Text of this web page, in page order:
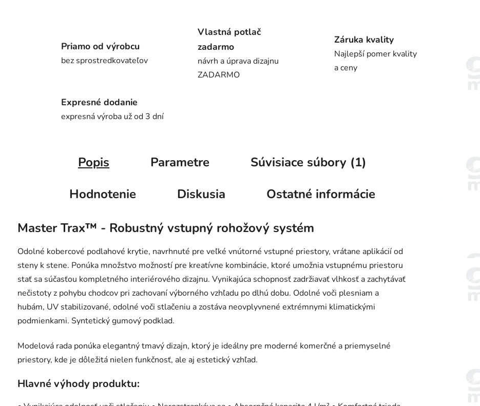
Priamo od výrobcu
bez sprostredkovateľov
Vlastná potlač
zadarmo
návrh a úprava dizajnu
ZADARMO
Záruka kvality
Najlepší pomer kvality
a ceny
Expresné dodanie
expresná výroba už od 3 dní
Popis Parametre
Súvisiace súbory (1)
Hodnotenie
Diskusia Ostatné informácie
Master Trax™ - Robustný vstupný rohožový systém
Odolné kobercové podlahové krytie, navrhnuté pre veľké vnútorné vstupné priestory, vrátane aplikácií od
steny k stene. Ponúka množstvo možností pre kreatívne kombinácie, ktoré umožnia vstupnému priestoru
stať sa súčasťou kompletného interiérového dizajnu. Vynikajúca schopnosť zadržiavať vlhkosť a zachytávať
nečistoty z pohybu chodcov pri zachovaní výborného vzhľadu po dlhú dobu. Odolné voči plesniam a
hubám, UV stabilizované, odolné voči stlačeniu a zostáva neovplyvnené extrémnymi klimatickými
podmienkami. Syntetický gumový podklad.
Modelová rada ponúka elegantný tmavý dizajn, ktorý je ideálny pre moderné komerčné a priemyselné
priestory, kde je dôležitá nielen funkčnosť, ale aj estetický vzhľad.
Hlavné výhody produktu: